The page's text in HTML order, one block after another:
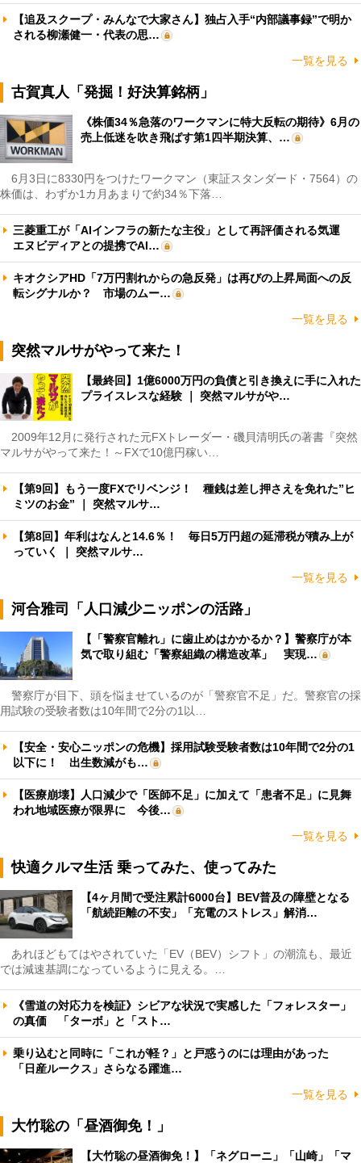
【追及スクープ・みんなで大家さん】独占入手“内部議事録”で明か
される柳瀬健一・代表の思…
一覧を見る
古賀真人「発掘！好決算銘柄」
《株価34％急落のワークマンに特大反転の期待》6月の
売上低迷を吹き飛ばす第1四半期決算、…
6月3日に8330円をつけたワークマン（東証スタンダード・7564）の
株価は、わずか1カ月あまりで約34％下落…
三菱重工が「AIインフラの新たな主役」として再評価される気運
エヌビディアとの提携でAI…
キオクシアHD「7万円割れからの急反発」は再びの上昇局面への反
転シグナルか？ 市場のムー…
一覧を見る
突然マルサがやって来た！
【最終回】1億6000万円の負債と引き換えに手に入れた
プライスレスな経験 ｜ 突然マルサがや…
2009年12月に発行された元FXトレーダー・磯貝清明氏の著書『突然
マルサがやって来た！～FXで10億円稼い…
【第9回】もう一度FXでリベンジ！ 種銭は差し押さえを免れた”ヒ
ミツのお金” ｜ 突然マルサ…
【第8回】年利はなんと14.6％！ 毎日5万円超の延滞税が積み上が
っていく ｜ 突然マルサ…
一覧を見る
河合雅司「人口減少ニッポンの活路」
【「警察官離れ」に歯止めはかかるか？】警察庁が本
気で取り組む「警察組織の構造改革」 実現…
警察庁が目下、頭を悩ませているのが「警察官不足」だ。警察官の採
用試験の受験者数は10年間で2分の1以…
【安全・安心ニッポンの危機】採用試験受験者数は10年間で2分の1
以下に！ 出生数減がも…
【医療崩壊】人口減少で「医師不足」に加えて「患者不足」に見舞
われ地域医療が限界に 今後…
一覧を見る
快適クルマ生活 乗ってみた、使ってみた
【4ヶ月間で受注累計6000台】BEV普及の障壁となる
「航続距離の不安」「充電のストレス」解消…
あれほどもてはやされていた「EV（BEV）シフト」の潮流も、最近
では減速基調になっているように見える。…
《雪道の対応力を検証》シビアな状況で実感した「フォレスター」
の真価 「ターボ」と「スト…
乗り込むと同時に「これが軽？」と戸惑うのには理由があった
「日産ルークス」さらなる躍進…
一覧を見る
大竹聡の「昼酒御免！」
【大竹聡の昼酒御免！】「ネグローニ」「山崎」「マ